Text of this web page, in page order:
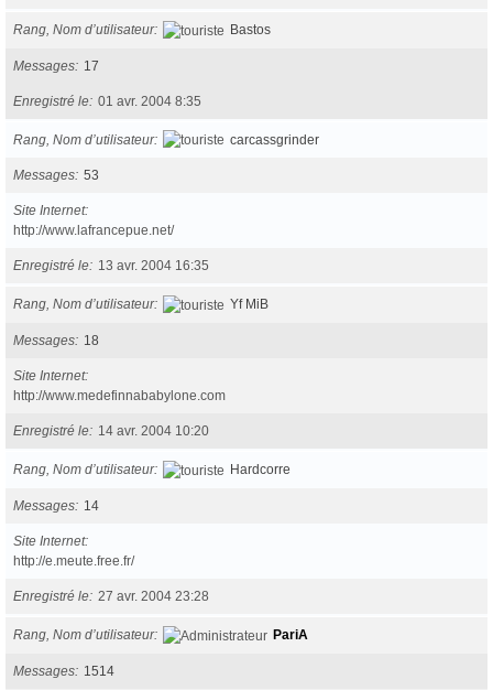
Rang, Nom d’utilisateur Bastos
Messages 17
Enregistré le 01 avr. 2004 8:35
Rang, Nom d’utilisateur carcassgrinder
Messages 53
Site Internet
http://www.lafrancepue.net/
Enregistré le 13 avr. 2004 16:35
Rang, Nom d’utilisateur Yf MiB
Messages 18
Site Internet
http://www.medefinnababylone.com
Enregistré le 14 avr. 2004 10:20
Rang, Nom d’utilisateur Hardcorre
Messages 14
Site Internet
http://e.meute.free.fr/
Enregistré le 27 avr. 2004 23:28
Rang, Nom d’utilisateur PariA
Messages 1514